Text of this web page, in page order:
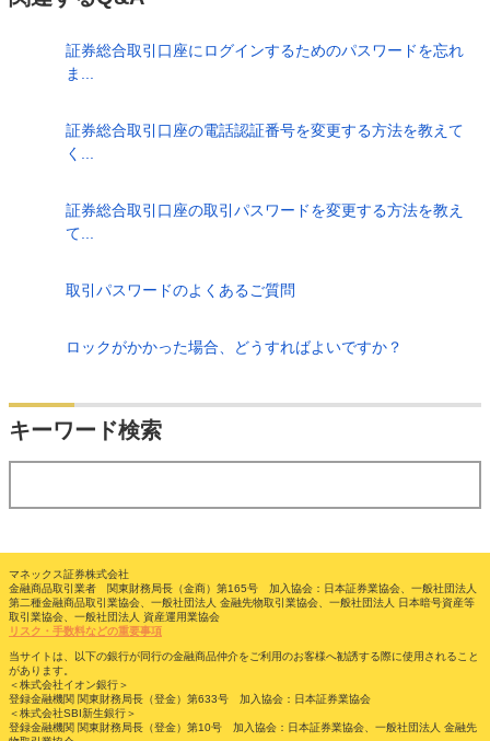
証券総合取引口座にログインするためのパスワードを忘れ
ま...
証券総合取引口座の電話認証番号を変更する方法を教えて
く...
証券総合取引口座の取引パスワードを変更する方法を教え
て...
取引パスワードのよくあるご質問
ロックがかかった場合、どうすればよいですか？
キーワード検索
マネックス証券株式会社
金融商品取引業者 関東財務局長（金商）第165号 加入協会：日本証券業協会、一般社団法人
第二種金融商品取引業協会、一般社団法人 金融先物取引業協会、一般社団法人 日本暗号資産等
取引業協会、一般社団法人 資産運用業協会
リスク・手数料などの重要事項
当サイトは、以下の銀行が同行の金融商品仲介をご利用のお客様へ勧誘する際に使用されること
があります。
＜株式会社イオン銀行＞
登録金融機関 関東財務局長（登金）第633号 加入協会：日本証券業協会
＜株式会社SBI新生銀行＞
登録金融機関 関東財務局長（登金）第10号 加入協会：日本証券業協会、一般社団法人 金融先